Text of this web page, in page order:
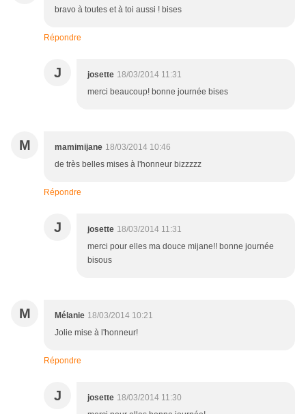
bravo à toutes et à toi aussi ! bises
Répondre
J josette 18/03/2014 11:31
merci beaucoup! bonne journée bises
M mamimijane 18/03/2014 10:46
de très belles mises à l'honneur bizzzzz
Répondre
J josette 18/03/2014 11:31
merci pour elles ma douce mijane!! bonne journée
bisous
M Mélanie 18/03/2014 10:21
Jolie mise à l'honneur!
Répondre
J josette 18/03/2014 11:30